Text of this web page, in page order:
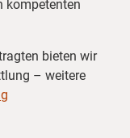
kompetenten
bieten wir
– weitere